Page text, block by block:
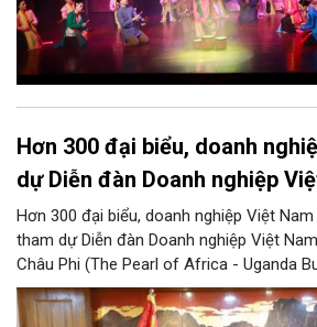
Hơn 300 đại biểu, doanh
dự Diễn đàn Doanh nghiệp
Hơn 300 đại biểu, doanh nghiệp Việt
tham dự Diễn đàn Doanh nghiệp Việt
Châu Phi (The Pearl of Africa - Uganda
Vietnam Chapter), cho thấy sức hút
đối với cộng đồng doanh nghiệp hai